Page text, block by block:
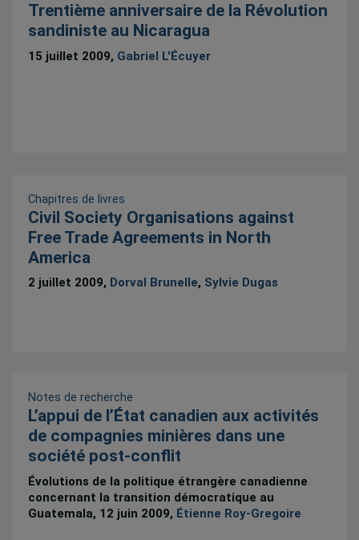
Trentième anniversaire de la Révolution
sandiniste au Nicaragua
15 juillet 2009, Gabriel L'Écuyer
Chapitres de livres
Civil Society Organisations against
Free Trade Agreements in North
America
2 juillet 2009, Dorval Brunelle, Sylvie Dugas
Notes de recherche
L’appui de l’État canadien aux activités
de compagnies minières dans une
société post-conflit
Évolutions de la politique étrangère canadienne
concernant la transition démocratique au
Guatemala, 12 juin 2009, Étienne Roy-Gregoire